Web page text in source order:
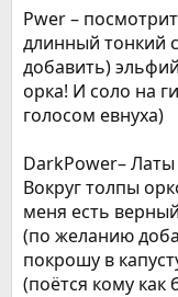
Pwer –
длинный тонкий
добавить)
орка! И соло на
голосом евнуха)
DarkPower–
Вокруг толпы
меня есть
(по желанию
покрошу в
(поётся кому как